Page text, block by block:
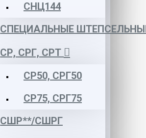
СНЦ144
СПЕЦИАЛЬНЫЕ
СР, СРГ, СРТ
СР50, СРГ50
СР75, СРГ75
СШР**/СШРГ